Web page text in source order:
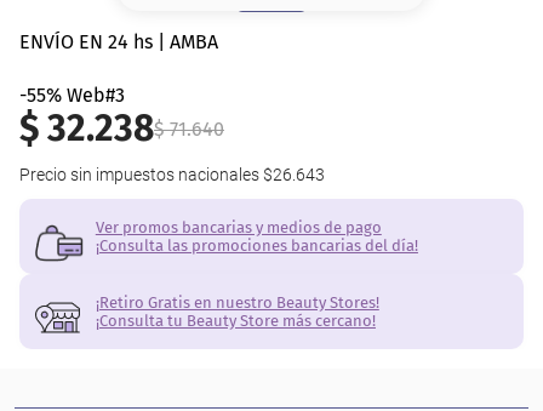
ENVÍO EN 24 hs | AMBA
-55% Web#3
$32.238$ 71.640
Precio sin impuestos nacionales $26.643
Ver promos bancarias y medios de pago
¡Consulta las promociones bancarias del día!
¡Retiro Gratis en nuestro Beauty Stores!
¡Consulta tu Beauty Store más cercano!
9. cher
10